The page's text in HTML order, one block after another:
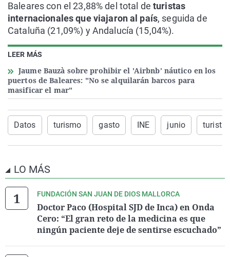
LEER MÁS
Jaume Bauzà sobre prohibir el 'Airbnb’ náutico en los
puertos de Baleares: "No se alquilarán barcos para
masificar el mar"
Baleares con el 23,88% del total deturistas
internacionales que viajaron al país, seguida de
Cataluña (21,09%) y Andalucía (15,04%).
Datos turismo gasto INE junio turistas
LO MÁS
FUNDACIÓN SAN JUAN DE DIOS MALLORCA
Doctor Paco (Hospital SJD de Inca) en Onda
Cero: “El gran reto de la medicina es que
ningún paciente deje de sentirse escuchado”